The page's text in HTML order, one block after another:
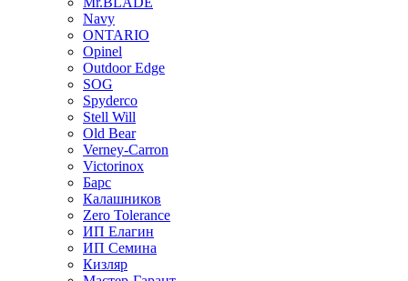
Navy
ONTARIO
Opinel
Outdoor Edge
SOG
Spyderco
Stell Will
Old Bear
Verney-Carron
Victorinox
Барс
Калашников
Zero Tolerance
ИП Елагин
ИП Семина
Кизляр